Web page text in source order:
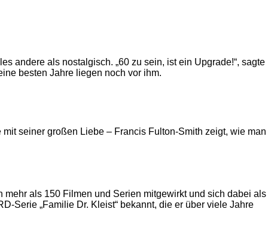
andere als nostalgisch. „60 zu sein, ist ein Upgrade!“, sagte
besten Jahre liegen noch vor ihm.
seiner großen Liebe – Francis Fulton-Smith zeigt, wie man
als 150 Filmen und Serien mitgewirkt und sich dabei als
Serie „Familie Dr. Kleist“ bekannt, die er über viele Jahre